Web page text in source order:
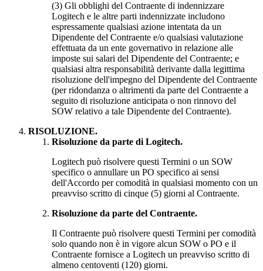
(3) Gli obblighi del Contraente di indennizzare
Logitech e le altre parti indennizzate includono
espressamente qualsiasi azione intentata da un
Dipendente del Contraente e/o qualsiasi valutazione
effettuata da un ente governativo in relazione alle
imposte sui salari del Dipendente del Contraente; e
qualsiasi altra responsabilità derivante dalla legittima
risoluzione dell'impegno del Dipendente del Contraente
(per ridondanza o altrimenti da parte del Contraente a
seguito di risoluzione anticipata o non rinnovo del
SOW relativo a tale Dipendente del Contraente).
RISOLUZIONE.
Risoluzione da parte di Logitech.
Logitech può risolvere questi Termini o un SOW
specifico o annullare un PO specifico ai sensi
dell'Accordo per comodità in qualsiasi momento con un
preavviso scritto di cinque (5) giorni al Contraente.
Risoluzione da parte del Contraente.
Il Contraente può risolvere questi Termini per comodità
solo quando non è in vigore alcun SOW o PO e il
Contraente fornisce a Logitech un preavviso scritto di
almeno centoventi (120) giorni.